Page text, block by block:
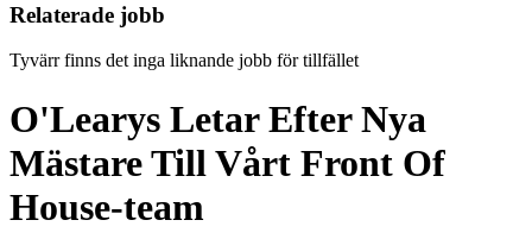
Relaterade jobb
Tyvärr finns det inga liknande jobb för tillfället
O'Learys Letar Efter Nya
Mästare Till Vårt Front Of
House-team